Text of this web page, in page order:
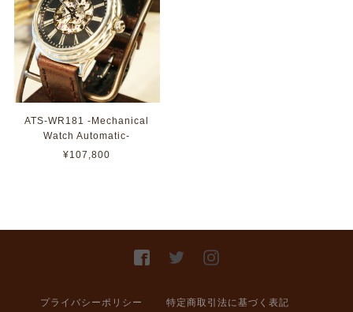
ATS-WR181 -Mechanical
Watch Automatic-
¥107,800
プライバシーポリシー 特定商取引法に基づく表記